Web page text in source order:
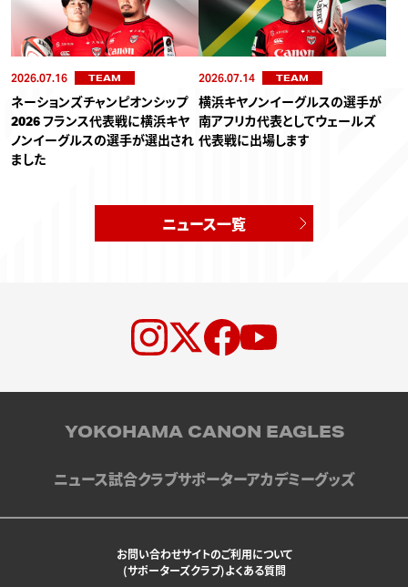
2026.07.16 TEAM
ネーションズチャンピオンシップ
2026 フランス代表戦に横浜キヤ
ノンイーグルスの選手が選出され
ました
2026.07.14 TEAM
横浜キヤノンイーグルスの選手が
南アフリカ代表としてウェールズ
代表戦に出場します
ニュース一覧
YOKOHAMA CANON EAGLES
ニュース試合クラブサポーターアカデミーグッズ
お問い合わせサイトのご利用について
(サポーターズクラブ)よくある質問